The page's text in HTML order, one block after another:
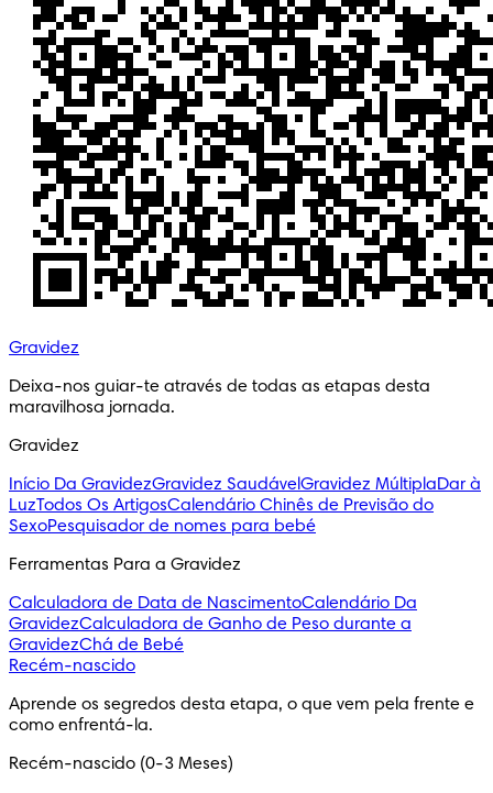
Gravidez
Deixa-nos guiar-te através de todas as etapas desta
maravilhosa jornada.
Gravidez
Início Da GravidezGravidez SaudávelGravidez MúltiplaDar à
LuzTodos Os ArtigosCalendário Chinês de Previsão do
SexoPesquisador de nomes para bebé
Ferramentas Para a Gravidez
Calculadora de Data de NascimentoCalendário Da
GravidezCalculadora de Ganho de Peso durante a
GravidezChá de Bebé
Recém-nascido
Aprende os segredos desta etapa, o que vem pela frente e
como enfrentá-la.
Recém-nascido (0-3 Meses)